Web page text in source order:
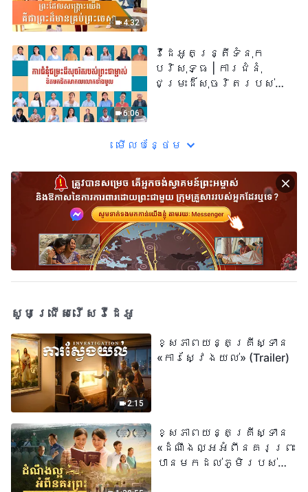
4:32
6:06
វីដេអូតន្រ្តីទំនុក
បរិសុទ្ធ | ការ​ជំនុំ​
ជម្រះ​ដ៏​សុចរិត​របស់​
មើល​​បន្ថែម​
សូមជ្រើសរើសវីដេអូ
2:15
ខ្សែភាពយន្តគ្រីស្ទាន
«ការស្វែងយល់» (Trailer)
ខ្សែភាពយន្តគ្រីស្ទាន
«ដំណឹងល្អអំពីនគរព្រះ
បានមកដល់​ភូមិរបស់